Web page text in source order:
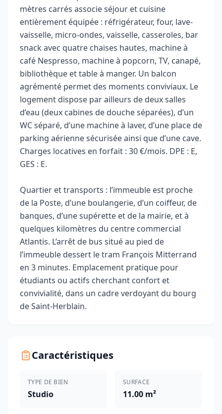
mètres carrés associe séjour et cuisine
entièrement équipée : réfrigérateur, four, lave-
vaisselle, micro-ondes, vaisselle, casseroles, bar
snack avec quatre chaises hautes, machine à
café Nespresso, machine à popcorn, TV, canapé,
bibliothèque et table à manger. Un balcon
agrémenté permet des moments conviviaux. Le
logement dispose par ailleurs de deux salles
d’eau (deux cabines de douche séparées), d’un
WC séparé, d’une machine à laver, d’une place de
parking aérienne sécurisée ainsi que d’une cave.
Charges locatives en forfait : 30 €/mois. DPE : E,
GES : E.
Quartier et transports : l’immeuble est proche
de la Poste, d’une boulangerie, d’un coiffeur, de
banques, d’une supérette et de la mairie, et à
quelques kilomètres du centre commercial
Atlantis. L’arrêt de bus situé au pied de
l’immeuble dessert le tram François Mitterrand
en 3 minutes. Emplacement pratique pour
étudiants ou actifs cherchant confort et
convivialité, dans un cadre verdoyant du bourg
de Saint-Herblain.
Caractéristiques
TYPE DE BIEN
Studio
SURFACE
11.00 m²